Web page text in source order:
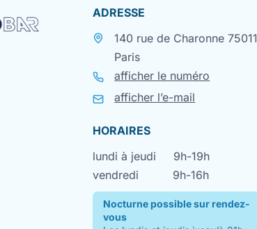
ADRESSE
140 rue de Charonne 75011
Paris
afficher le numéro
afficher l’e-mail
HORAIRES
lundi à jeudi
9h-19h
vendredi
9h-16h
Nocturne possible sur rendez-
vous